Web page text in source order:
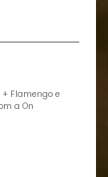
+ Flamengo e
a On